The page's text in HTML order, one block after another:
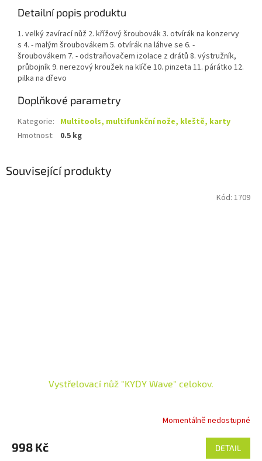
Detailní popis produktu
1. velký zavírací nůž 2. křížový šroubovák 3. otvírák na konzervy
s 4. - malým šroubovákem 5. otvírák na láhve se 6. -
šroubovákem 7. - odstraňovačem izolace z drátů 8. výstružník,
průbojník 9. nerezový kroužek na klíče 10. pinzeta 11. párátko 12.
pilka na dřevo
Doplňkové parametry
Kategorie: Multitools, multifunkční nože, kleště, karty
Hmotnost: 0.5 kg
Související produkty
Vystřelovací nůž "KYDY Wave" celokov.
produktu
je
Momentálně nedostupné
998 Kč DETAIL
Kód: 1709